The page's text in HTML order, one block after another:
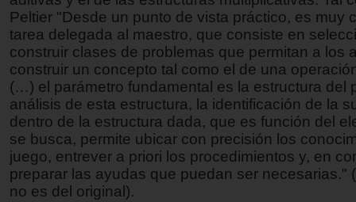
Peltier "Desde un punto de vista práctico, es muy
tarea delegada al maestro, que consiste en
construir clases de problemas que permitan a los
construir un concepto tal como el de una
(…) el parámetro fundamental es la estructura del
análisis de esta estructura, la identificación de la
dentro de la estructura dada, que es función del
se busca, permite ubicar con precisión los
juego, entrever a priori los procedimientos y, en
preparar las ayudas que puedan ser necesarias."
no es del original).